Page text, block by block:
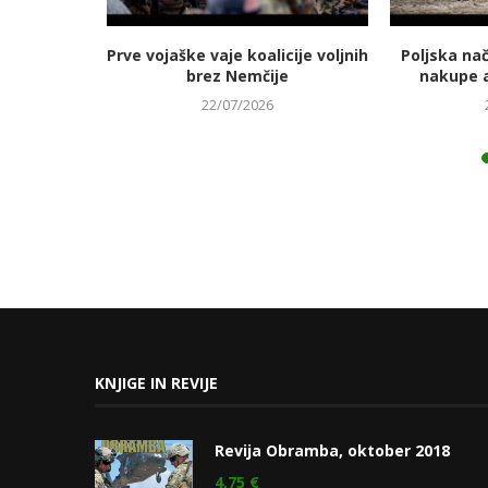
Prve vojaške vaje koalicije voljnih
brez Nemčije
22/07/2026
Poljska
nakupe
KNJIGE IN REVIJE
Revija Obramba, oktober 2018
4,75 €